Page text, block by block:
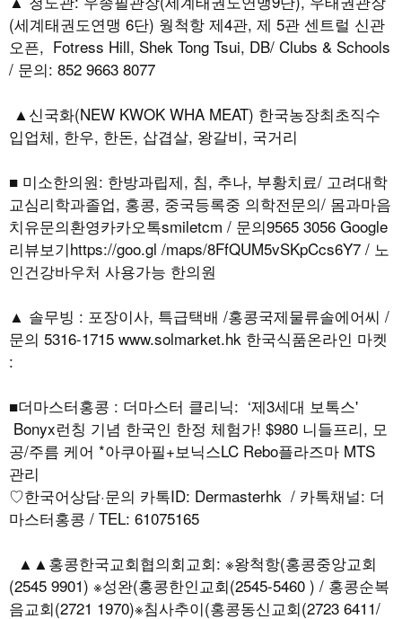
(세계태권도연맹 6단) 웡척항 제4관, 제 5관 센트럴 신관
오픈, Fotress Hill, Shek Tong Tsui, DB/ Clubs & Schools
/ 문의: 852 9663 8077
▲신국화(NEW KWOK WHA MEAT) 한국농장최초직수
입업체, 한우, 한돈, 삽겹살, 왕갈비, 국거리
■ 미소한의원: 한방과립제, 침, 추나, 부황치료/ 고려대학
교심리학과졸업, 홍콩, 중국등록중 의학전문의/ 몸과마음
치유문의환영카카오톡smiletcm / 문의9565 3056 Google
리뷰보기https://goo.gl /maps/8FfQUM5vSKpCcs6Y7 / 노
인건강바우처 사용가능 한의원
▲ 솔무빙 : 포장이사, 특급택배 /홍콩국제물류솔에어씨 /
문의 5316-1715 www.solmarket.hk 한국식품온라인 마켓
:
■더마스터홍콩 : 더마스터 클리닉: ‘제3세대 보톡스'
Bonyx런칭 기념 한국인 한정 체험가! $980 니들프리, 모
공/주름 케어 *아쿠아필+보닉스LC Rebo플라즈마 MTS
관리
♡한국어상담·문의 카톡ID: Dermasterhk / 카톡채널: 더
마스터홍콩 / TEL: 61075165
▲▲홍콩한국교회협의회교회: ※왕척항(홍콩중앙교회
(2545 9901) ※성완(홍콩한인교회(2545-5460 ) / 홍콩순복
음교회(2721 1970)※침사추이(홍콩동신교회(2723 6411/